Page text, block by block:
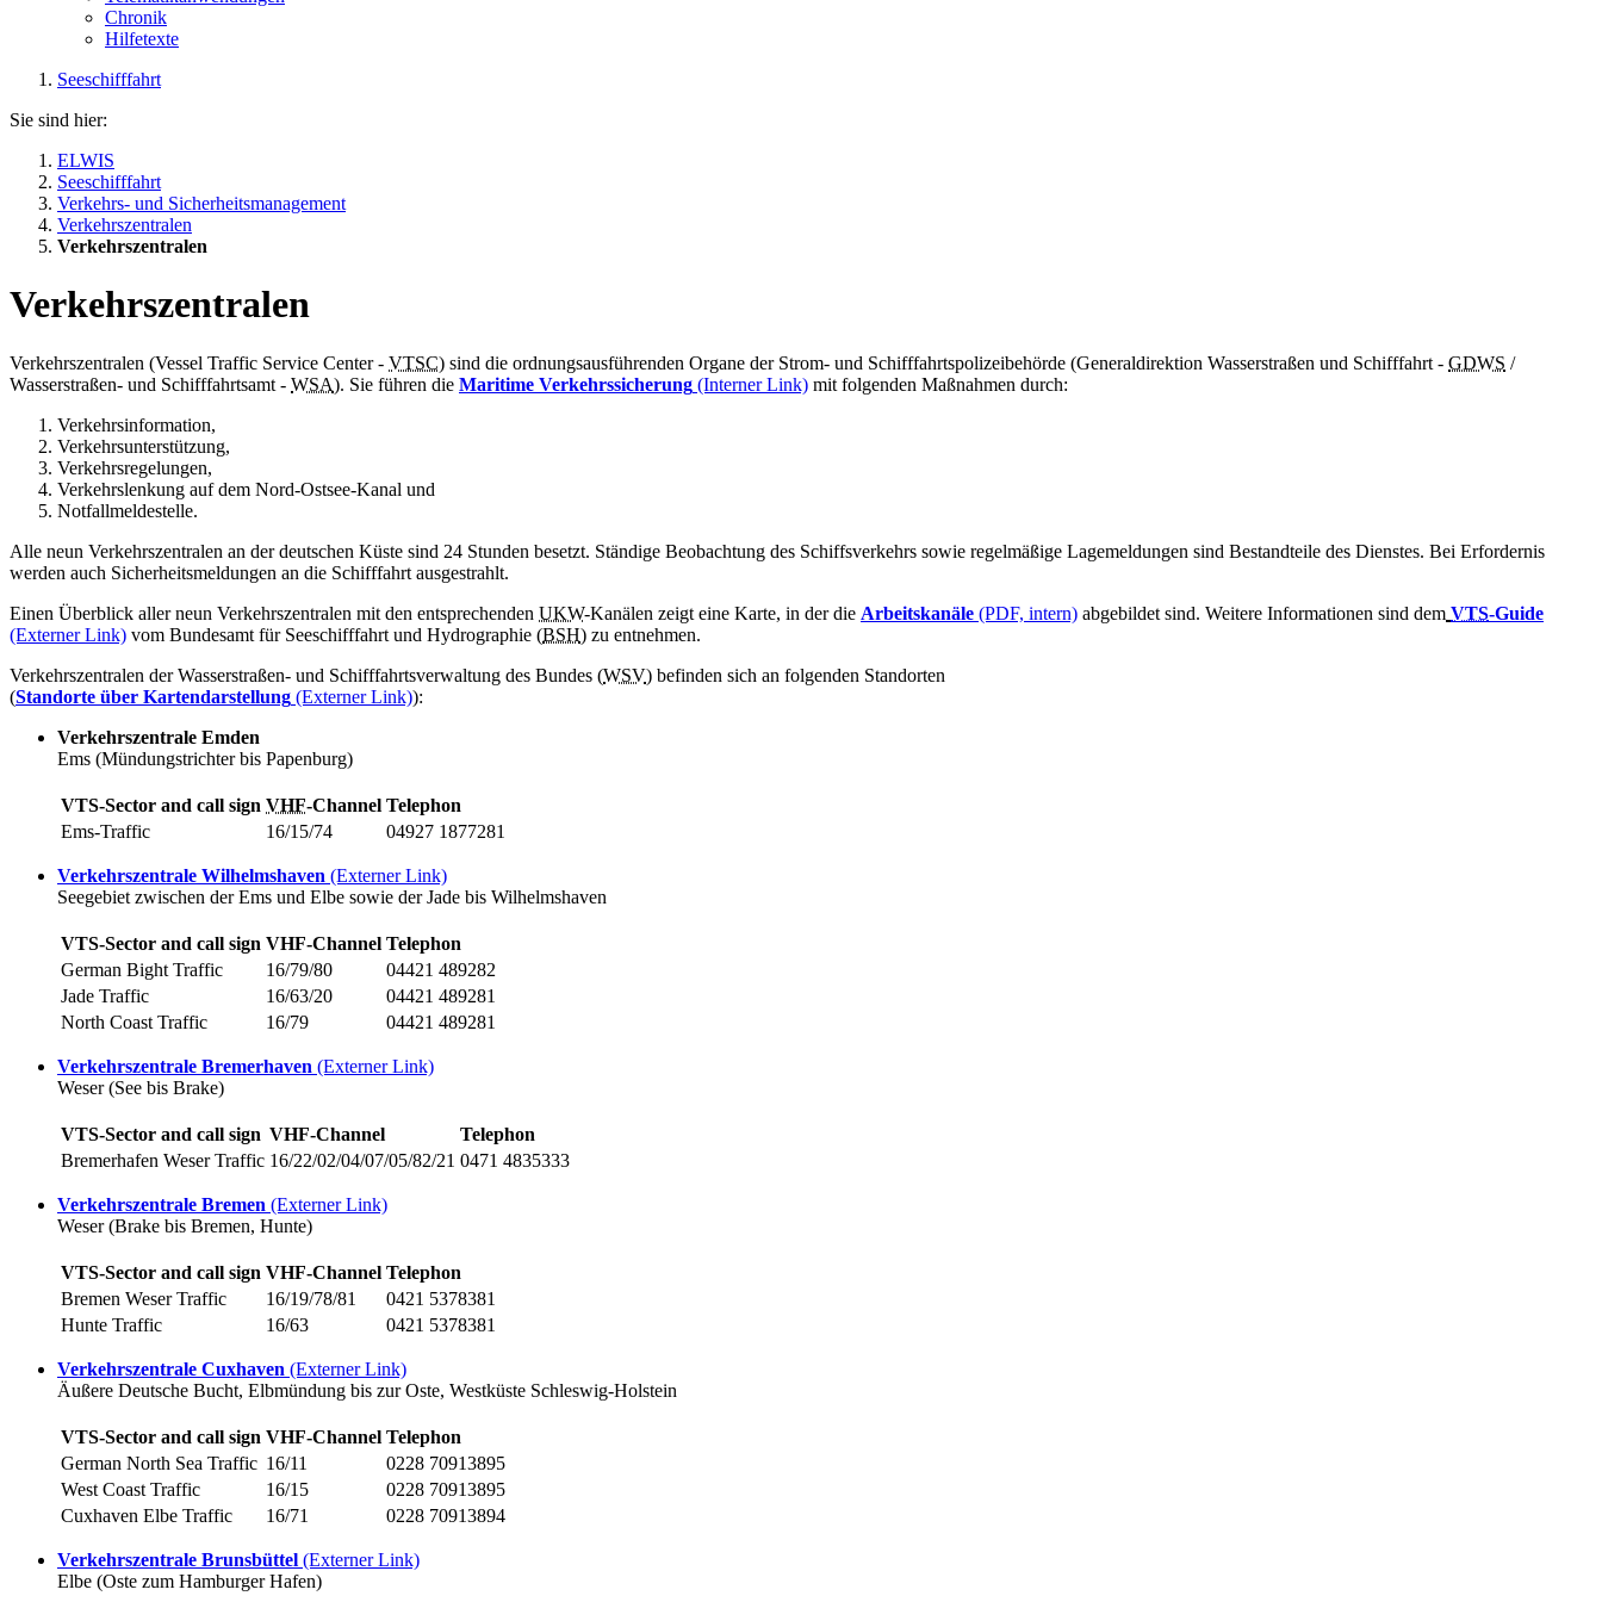
Chronik
Hilfetexte
Seeschifffahrt
Sie sind hier:
ELWIS
Seeschifffahrt
Verkehrs- und Sicherheitsmanagement
Verkehrszentralen
Verkehrszentralen
Verkehrszentralen
Verkehrszentralen (Vessel Traffic Service Center- VTSC) sind die ordnungsausführenden Organe der Strom- und Schifffahrtspolizeibehörde (Generaldirektion Wasserstraßen und Schifffahrt - GDWS /
Wasserstraßen- und Schifffahrtsamt - WSA). Sie führen die Maritime Verkehrssicherung (Interner Link) mit folgenden Maßnahmen durch:
Verkehrsinformation,
Verkehrsunterstützung,
Verkehrsregelungen,
Verkehrslenkung auf dem Nord-Ostsee-Kanal und
Notfallmeldestelle.
Alle neun Verkehrszentralen an der deutschen Küste sind 24 Stunden besetzt. Ständige Beobachtung des Schiffsverkehrs sowie regelmäßige Lagemeldungen sind Bestandteile des Dienstes. Bei Erfordernis
werden auch Sicherheitsmeldungen an die Schifffahrt ausgestrahlt.
Einen Überblick aller neun Verkehrszentralen mit den entsprechenden UKW-Kanälen zeigt eine Karte, in der die Arbeitskanäle (PDF, intern) abgebildet sind. Weitere Informationen sind dem VTS-Guide
(Externer Link) vom Bundesamt für Seeschifffahrt und Hydrographie (BSH) zu entnehmen.
Verkehrszentralen der Wasserstraßen- und Schifffahrtsverwaltung des Bundes (WSV) befinden sich an folgenden Standorten
(Standorte über Kartendarstellung (Externer Link)):
Verkehrszentrale Emden
Ems (Mündungstrichter bis Papenburg)
VTS-Sector and call sign VHF-Channel Telephon
Ems-Traffic 16/15/74 04927 1877281
Verkehrszentrale Wilhelmshaven (Externer Link)
Seegebiet zwischen der Ems und Elbe sowie der Jade bis Wilhelmshaven
VTS-Sector and call sign VHF-Channel Telephon
German Bight Traffic
16/79/80
04421 489282
Jade Traffic
16/63/20
04421 489281
North Coast Traffic
16/79 04421 489281
Verkehrszentrale Bremerhaven (Externer Link)
Weser (See bis Brake)
VTS-Sector and call sign VHF-Channel
Telephon
Bremerhafen WeserTraffic 16/22/02/04/07/05/82/21 0471 4835333
Verkehrszentrale Bremen (Externer Link)
Weser (Brake bis Bremen, Hunte)
VTS-Sector and call sign VHF-Channel Telephon
Bremen WeserTraffic 16/19/78/81
0421 5378381
Hunte Traffic 16/63 0421 5378381
Verkehrszentrale Cuxhaven (Externer Link)
Äußere Deutsche Bucht, Elbmündung bis zur Oste, Westküste Schleswig-Holstein
VTS-Sector and call sign VHF-Channel Telephon
German North Sea Traffic 16/11
0228 70913895
West Coast Traffic
16/15
0228 70913895
Cuxhaven Elbe Traffic 16/71 0228 70913894
Verkehrszentrale Brunsbüttel (Externer Link)
Elbe (Oste zum Hamburger Hafen)